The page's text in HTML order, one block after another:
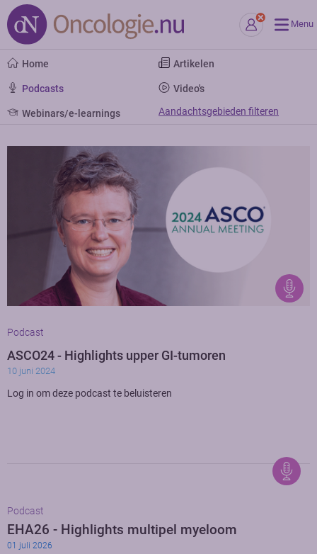
Menu
Home Artikelen
Podcasts Video's
Webinars/e-learnings Aandachtsgebieden filteren
Podcast
ASCO24 - Highlights upper GI-tumoren
10 juni 2024
Log in om deze podcast te beluisteren
Podcast
EHA26 - Highlights multipel myeloom
01 juli 2026